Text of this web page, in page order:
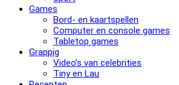
Games
Bord- en kaartspellen
Computer en console games
Tabletop games
Grappig
Video’s van celebrities
Tiny en Lau